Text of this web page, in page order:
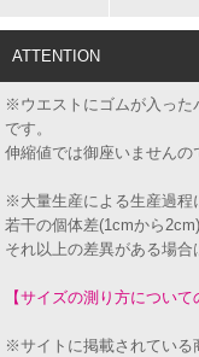
ATTENTION
※ウエストにゴムが入った
です。
伸縮値では御座いませんの
※大量生産による生産過程
若干の個体差(1cmから
それ以上の差異がある場合
【サイズの測り方について
※サイトに掲載されている